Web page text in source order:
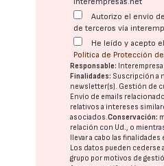
Autorizo el envío
de terceros vía
He leído y acepto
Política de Protección
Responsable:
Finalidades: Suscripción a
newsletter(s). Gestión de
Envío de emails
relativos a intereses
asociados.Conservación:
relación con Ud., o
llevar a cabo las
Los datos pueden cederse
grupo por motivos de